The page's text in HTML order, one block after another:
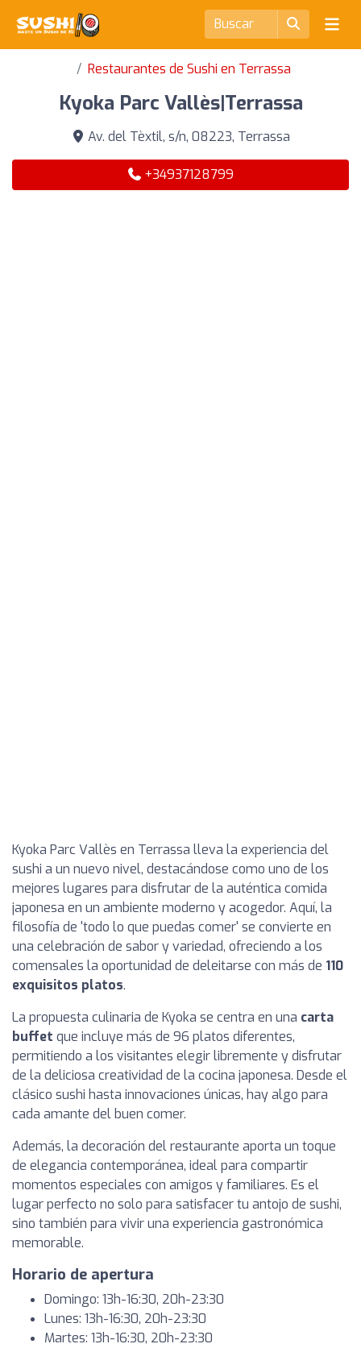
Restaurantes de Sushi en Terrassa
Kyoka Parc Vallès|Terrassa
Av. del Tèxtil, s/n, 08223, Terrassa
+34937128799
Kyoka Parc Vallès en Terrassa lleva la experiencia del
sushi a un nuevo nivel, destacándose como uno de los
mejores lugares para disfrutar de la auténtica comida
japonesa en un ambiente moderno y acogedor. Aquí, la
filosofía de 'todo lo que puedas comer' se convierte en
una celebración de sabor y variedad, ofreciendo a los
comensales la oportunidad de deleitarse con más de 110
exquisitos platos.
La propuesta culinaria de Kyoka se centra en una carta
buffet que incluye más de 96 platos diferentes,
permitiendo a los visitantes elegir libremente y disfrutar
de la deliciosa creatividad de la cocina japonesa. Desde el
clásico sushi hasta innovaciones únicas, hay algo para
cada amante del buen comer.
Además, la decoración del restaurante aporta un toque
de elegancia contemporánea, ideal para compartir
momentos especiales con amigos y familiares. Es el
lugar perfecto no solo para satisfacer tu antojo de sushi,
sino también para vivir una experiencia gastronómica
memorable.
Horario de apertura
Domingo: 13h-16:30, 20h-23:30
Lunes: 13h-16:30, 20h-23:30
Martes: 13h-16:30, 20h-23:30